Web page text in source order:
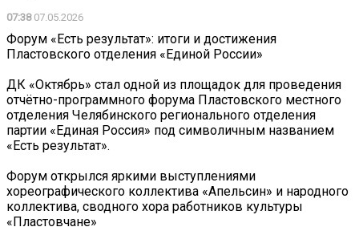
07:3807.05.2026
Форум «Есть результат»: итоги и достижения
Пластовского отделения «Единой России»
ДК «Октябрь» стал одной из площадок для проведения
отчётно-программного форума Пластовского местного
отделения Челябинского регионального отделения
партии «Единая Россия» под символичным названием
«Есть результат».
Форум открылся яркими выступлениями
хореографического коллектива «Апельсин» и народного
коллектива, сводного хора работников культуры
«Пластовчане»